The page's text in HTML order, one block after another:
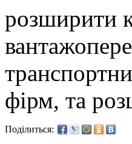
розширити
фірм, та
Поділиться: